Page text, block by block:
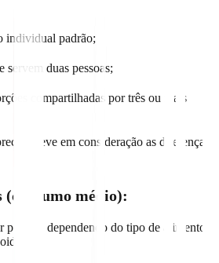
individual padrão;
servem duas pessoas;
compartilhadas por três ou mais
leve em consideração as diferenças
(consumo médio):
porção, dependendo do tipo de alimento